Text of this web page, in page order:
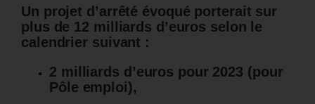
Un projet d’arrêté évoqué porterait sur
plus de 12 milliards d’euros selon le
calendrier suivant :
2 milliards d’euros pour 2023 (pour
Pôle emploi),